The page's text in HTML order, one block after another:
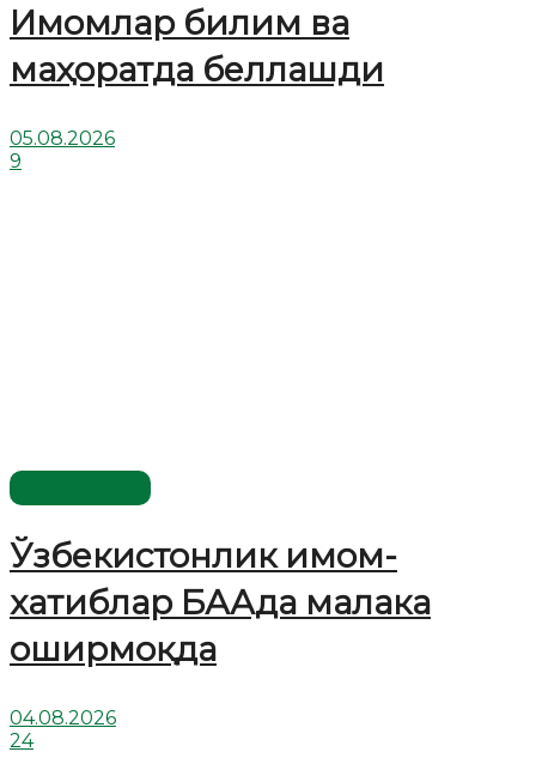
Имомлар билим ва
маҳоратда беллашди
05.08.2026
9
Ўзбекистонлик имом-
хатиблар БААда малака
оширмоқда
04.08.2026
24